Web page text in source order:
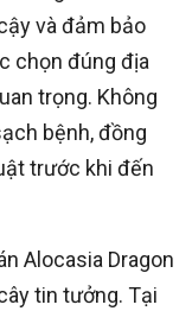
và đảm bảo
chọn đúng địa
trọng. Không
bệnh, đồng
trước khi đến
Alocasia Dragon
tin tưởng. Tại